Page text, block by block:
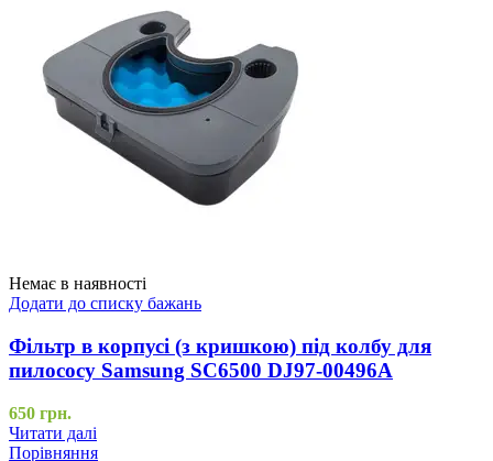
Немає в наявності
Додати до списку бажань
Фільтр в корпусі (з кришкою) під колбу для
пилососу Samsung SC6500 DJ97-00496A
650 грн.
Читати далі
Порівняння